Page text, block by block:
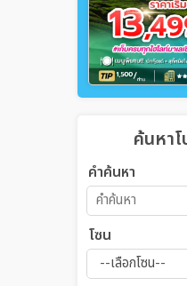
ค้นหา
คำค้นหา
โซน